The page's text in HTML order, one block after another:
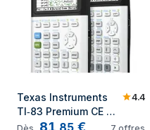
Texas Instruments
TI‑83 Premium CE
calculatrice Poche
4.4
81 €